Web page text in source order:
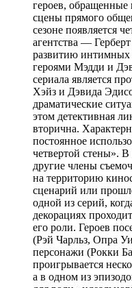
героев, обращенные
сцены прямого
сезоне появляется
агентства —
развитию
героями Мэдди и
сериала является
Хэйз и Дэвида
драматические
этом детективная
вторична.
постоянное
четвертой стены».
другие члены
на территорию
сценарий или
одной из серий,
декорациях
его роли. Героев
(Рэй Чарльз, Опра
персонажи (Рокки
проигрывается
а в одном из